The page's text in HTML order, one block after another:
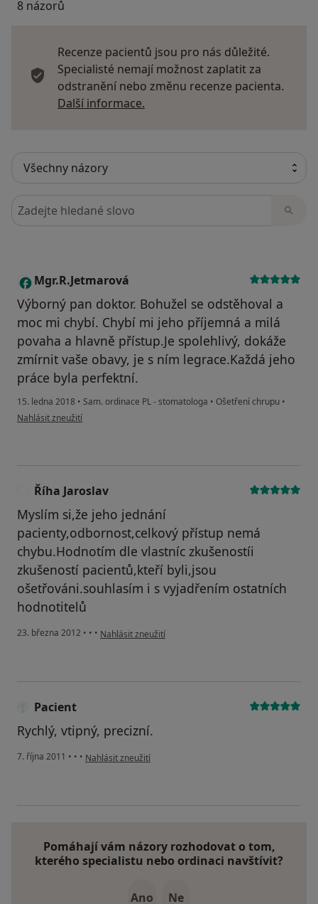
8 názorů
Recenze pacientů jsou pro nás důležité.
Specialisté nemají možnost zaplatit za
odstranění nebo změnu recenze pacienta.
Další informace.
Hledejte v názorech
M Mgr.R.Jetmarová
Výborný pan doktor. Bohužel se odstěhoval a
moc mi chybí. Chybí mi jeho příjemná a milá
povaha a hlavně přístup.Je spolehlivý, dokáže
zmírnit vaše obavy, je s ním legrace.Každá jeho
práce byla perfektní.
15. ledna 2018 • Sam. ordinace PL - stomatologa • Ošetření chrupu •
podle názoru uživatele Mgr.R.Jetmarová
Nahlásit zneužití
Říha Jaroslav
Myslím si,že jeho jednání
pacienty,odbornost,celkový přístup nemá
chybu.Hodnotím dle vlastníc zkušenostíi
zkušeností pacientů,kteří byli,jsou
ošetřováni.souhlasím i s vyjadřením ostatních
hodnotitelů
23. března 2012 • • • podle názoru uživatele Říha Jaroslav
Nahlásit zneužití
Pacient
Rychlý, vtipný, precizní.
7. října 2011 • • • podle názoru uživatele Pacient
Nahlásit zneužití
Pomáhají vám názory rozhodovat o tom,
kterého specialistu nebo ordinaci navštívit?
Ano Ne